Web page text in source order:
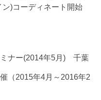
)コーディネート開始
ミナー(2014年5月) 千葉
（2015年4月～2016年2